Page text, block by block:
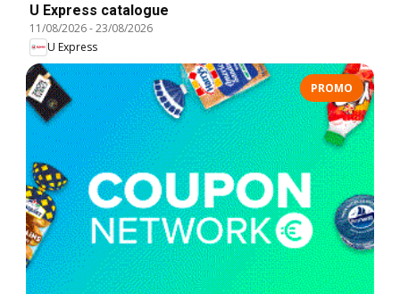
U Express catalogue
11/08/2026-23/08/2026
U Express
PROMO